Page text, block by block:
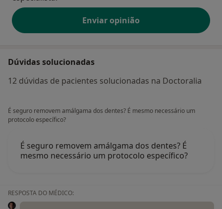
Enviar opinião
Dúvidas solucionadas
12 dúvidas de pacientes solucionadas na Doctoralia
É seguro removem amálgama dos dentes? É mesmo necessário um
protocolo específico?
É seguro removem amálgama dos dentes? É
mesmo necessário um protocolo específico?
RESPOSTA DO MÉDICO: